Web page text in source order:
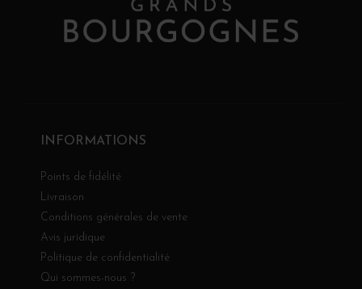
INFORMATIONS
Points de fidélité
Livraison
Conditions générales de vente
Avis juridique
Politique de confidentialité
Qui sommes-nous ?